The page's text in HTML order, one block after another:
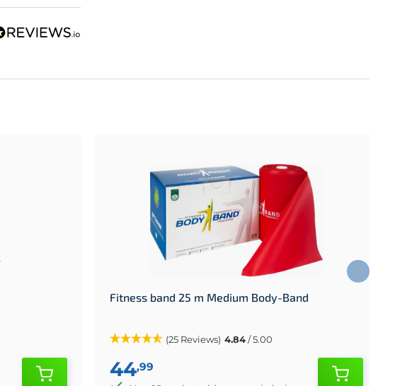
Fitness band 25 m Medium Body-Band
(25 Reviews) 4.84/ 5.00
44,99